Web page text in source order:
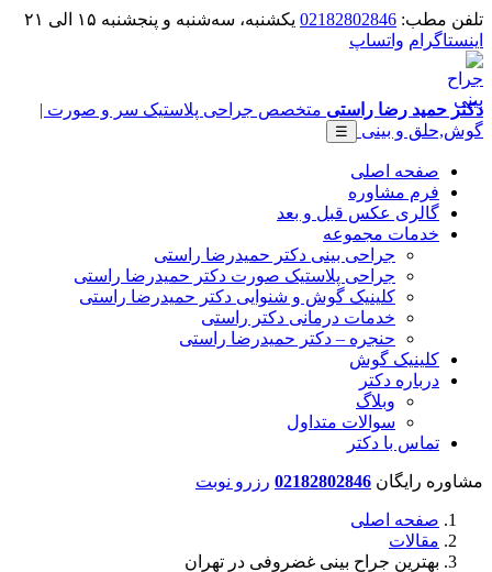
تلفن مطب: 02182802846 یکشنبه، سه‌شنبه و پنجشنبه ۱۵ الی ۲۱
اینستاگرام واتساپ
دکتر حمید رضا راستی متخصص جراحی پلاستیک سر و صورت |
گوش,حلق و بینی
☰
صفحه اصلی
فرم مشاوره
گالری عکس قبل و بعد
خدمات مجموعه
جراحی بینی دکتر حمیدرضا راستی
جراحی پلاستیک صورت دکتر حمیدرضا راستی
کلینیک گوش و شنوایی دکتر حمیدرضا راستی
خدمات درمانی دکتر راستی
حنجره – دکتر حمیدرضا راستی
کلینیک گوش
درباره دکتر
وبلاگ
سوالات متداول
تماس با دکتر
مشاوره رایگان 02182802846 رزرو نوبت
صفحه اصلی
مقالات
بهترین جراح بینی غضروفی در تهران